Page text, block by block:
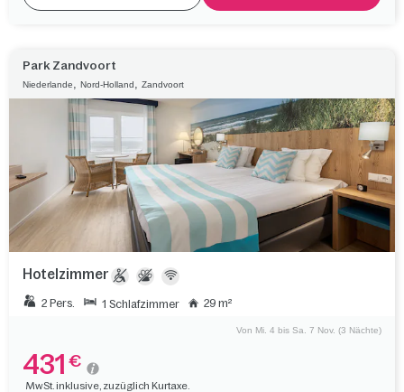
Park Zandvoort
Niederlande Nord-Holland Zandvoort
Hotelzimmer
2 Pers. 1 Schlafzimmer 29 m²
Von Mi. 4 bis Sa. 7 Nov. (3 Nächte)
431 €
MwSt. inklusive, zuzüglich Kurtaxe.